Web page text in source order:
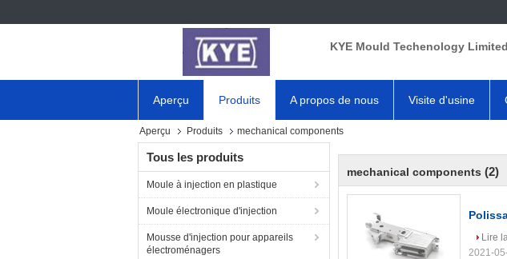
KYE Mould Techenology
Aperçu Produits A propos de nous Visite d'usine
Aperçu Produits mechanical components
Tous les produits
Moule à injection en plastique
Moule électronique d'injection
Mousse d'injection pour appareils
électroménagers
mechanical components (2)
Lire
2021-